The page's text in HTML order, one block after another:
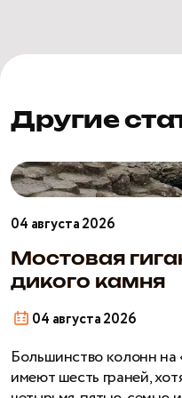
Другие
Мостовая
гигантов
геометрия
дикого
камня
04 августа 2026
Мостовая
дикого камня
04 августа 2026
Большинство колонн на
имеют шесть граней,